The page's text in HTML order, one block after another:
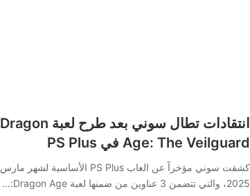
انتقادات تطال سوني بعد طرح لعبة Dragon
Age: The Veilguard في PS Plus
كشفت سوني مؤخراً عن العاب PS Plus الأساسية لشهر مارس
2025، والتي تتضمن 3 عناوين من ضمنها لعبة Dragon Age:…